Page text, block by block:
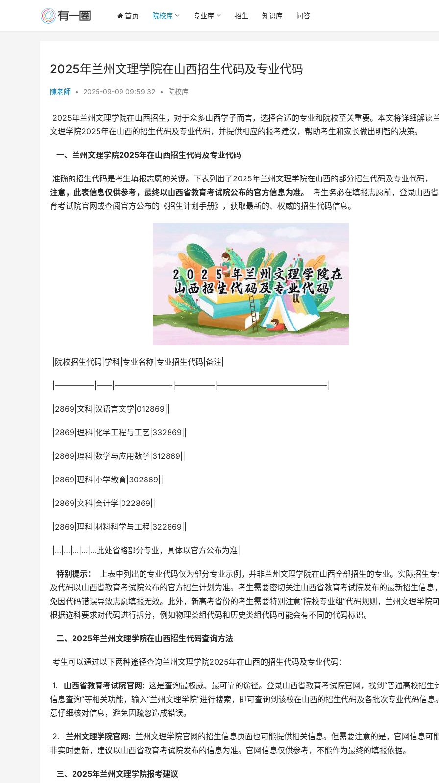
首页 院校库 专业库 招生 知识库 问答
2025年兰州文理学院在山西招生代码及专业代码
陳老師 • 2025-09-09 09:59:32 • 院校库
文理学院2025年在山西的招生代码及专业代码，并提供相应的报考建议，帮助考生和家长做出明智的决策。
  一、兰州文理学院2025年在山西招生代码及专业代码
准确的招生代码是考生填报志愿的关键。下表列出了2025年兰州文理学院在山西的部分招生代码及专业代码，
注意，此表信息仅供参考，最终以山西省教育考试院公布的官方信息为准。
考生务必在填报志愿前，登录山西
育考试院官网或查阅官方公布的《招生计划手册》，获取最新的、权威的招生代码信息。
|院校招生代码|学科|专业名称|专业招生代码|备注|
|—————|——|———————-|—————|——————————————|
|2869|文科|汉语言文学|012869||
|2869|理科|化学工程与工艺|332869||
|2869|理科|数学与应用数学|312869||
|2869|理科|小学教育|302869||
|2869|文科|会计学|022869||
|2869|理科|材料科学与工程|322869||
|…|…|…|…|…此处省略部分专业，具体以官方公布为准|
  特别提示：
上表中列出的专业代码仅为部分专业示例，并非兰州文理学院在山西全部招生的专业。实际招生专
及代码以山西省教育考试院公布的官方招生计划为准。考生需要密切关注山西省教育考试院发布的最新招生信息
免因代码错误导致志愿填报无效。此外，新高考省份的考生需要特别注意“院校专业组”代码规则，兰州文理学院
根据选科要求对代码进行拆分，例如物理类组代码和历史类组代码可能会有不同的代码标识。
  二、2025年兰州文理学院在山西招生代码查询方法
考生可以通过以下两种途径查询兰州文理学院2025年在山西的招生代码及专业代码：
1.
  山西省教育考试院官网:
这是查询最权威、最可靠的途径。登录山西省教育考试院官网，找到“普通高校招生
信息查询”等相关功能，输入“兰州文理学院”进行搜索，即可查询到该校在山西的招生代码及各批次专业代码信息
意仔细核对信息，避免因疏忽造成错误。
2.
  兰州文理学院官网:
兰州文理学院官网的招生信息页面也可能提供相关信息。但需要注意的是，官网信息可
非实时更新，建议以山西省教育考试院发布的信息为准。官网信息仅供参考，不能作为最终的填报依据。
  三、2025年兰州文理学院报考建议